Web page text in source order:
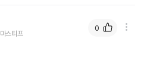
마스티프
0